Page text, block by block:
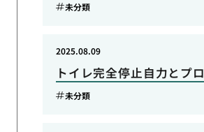
未分類
トイレ完全停止自力とプロ
2025.08.09
未分類